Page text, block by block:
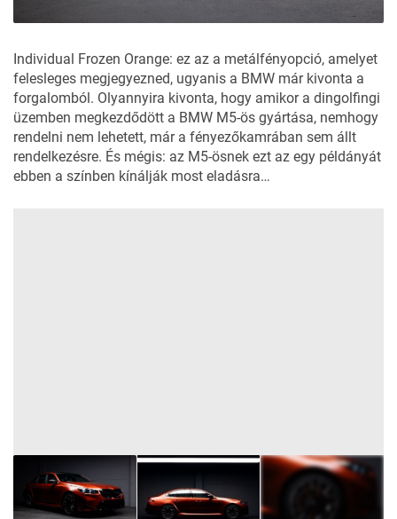
Individual Frozen Orange: ez az a metálfényopció, amelyet
felesleges megjegyezned, ugyanis a BMW már kivonta a
forgalomból. Olyannyira kivonta, hogy amikor a dingolfingi
üzemben megkezdődött a BMW M5-ös gyártása, nemhogy
rendelni nem lehetett, már a fényezőkamrában sem állt
rendelkezésre. És mégis: az M5-ösnek ezt az egy példányát
ebben a színben kínálják most eladásra…